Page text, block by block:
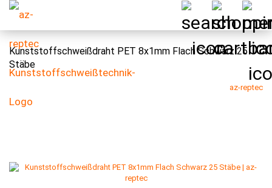
Kunststoffschweißdraht PET 8x1mm Flach Schwarz 25
Stäbe
az-reptec